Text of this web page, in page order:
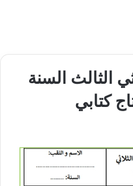
الثالث السنة
كتابي